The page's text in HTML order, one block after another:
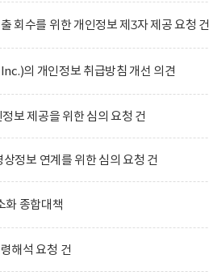
회수를 위한 개인정보 제3자 제공 요청 건
의 개인정보 취급방침 개선 의견
보 제공을 위한 심의 요청 건
정보 연계를 위한 심의 요청 건
화 종합대책
해석 요청 건